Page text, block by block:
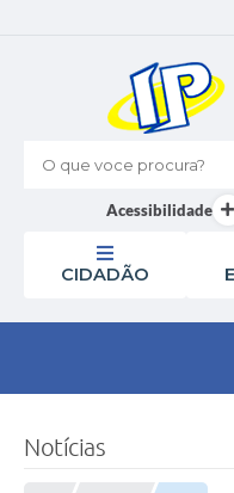
O que voce procura?
Acessibilidade
CIDADÃO
Notícias